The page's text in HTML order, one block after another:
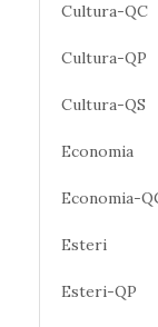
Cultura-QC
Cultura-QP
Cultura-QS
Economia
Economia-
Esteri
Esteri-QP